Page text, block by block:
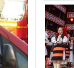
clubului de